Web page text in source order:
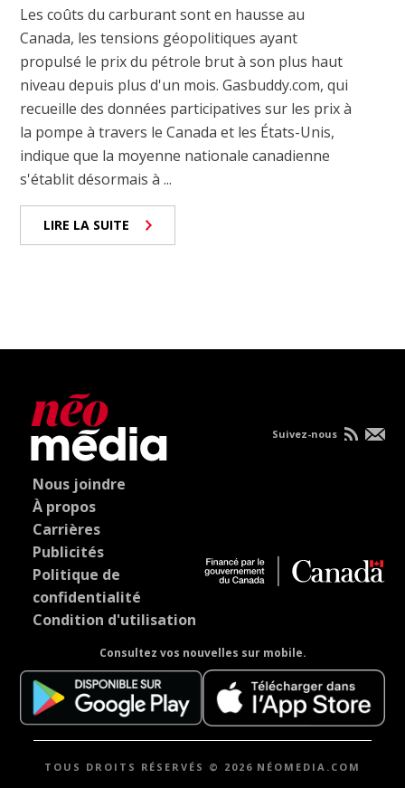
Les coûts du carburant sont en hausse au
Canada, les tensions géopolitiques ayant
propulsé le prix du pétrole brut à son plus haut
niveau depuis plus d'un mois. Gasbuddy.com, qui
recueille des données participatives sur les prix à
la pompe à travers le Canada et les États-Unis,
indique que la moyenne nationale canadienne
s'établit désormais à ...
LIRE LA SUITE
Nous joindre
À propos
Carrières
Publicités
Politique de
confidentialité
Condition d'utilisation
Consultez vos nouvelles sur mobile.
Suivez-nous
TOUS DROITS RÉSERVÉS © 2026 NÉOMEDIA.COM